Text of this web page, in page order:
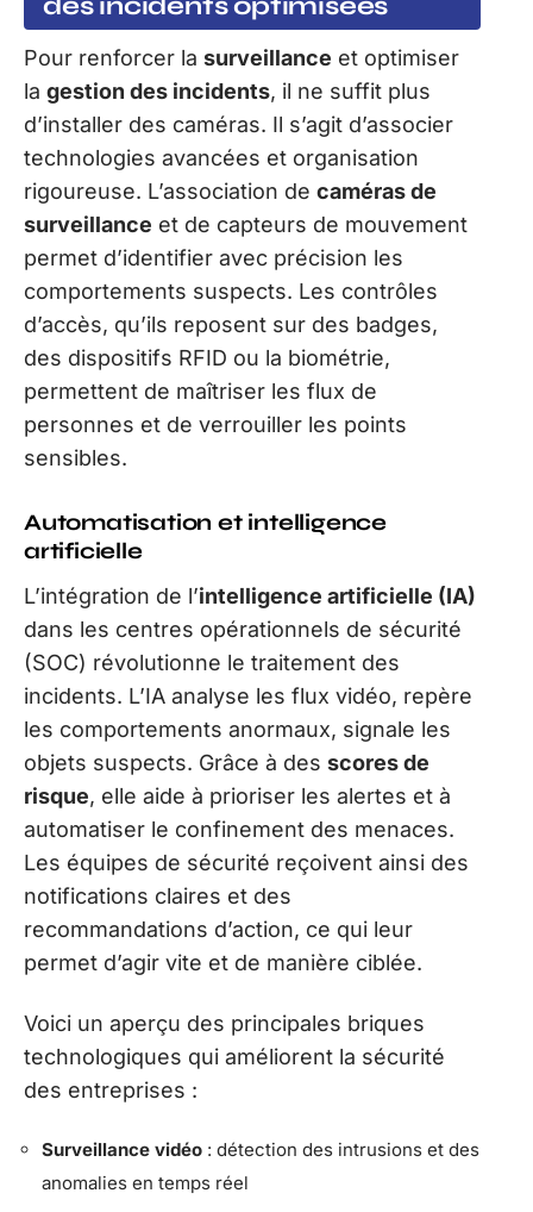
des incidents optimisées
Pour renforcer la surveillance et optimiser
la gestion des incidents, il ne suffit plus
d’installer des caméras. Il s’agit d’associer
technologies avancées et organisation
rigoureuse. L’association de caméras de
surveillance et de capteurs de mouvement
permet d’identifier avec précision les
comportements suspects. Les contrôles
d’accès, qu’ils reposent sur des badges,
des dispositifs RFID ou la biométrie,
permettent de maîtriser les flux de
personnes et de verrouiller les points
sensibles.
Automatisation et intelligence
artificielle
L’intégration de l’intelligence artificielle (IA)
dans les centres opérationnels de sécurité
(SOC) révolutionne le traitement des
incidents. L’IA analyse les flux vidéo, repère
les comportements anormaux, signale les
objets suspects. Grâce à des scores de
risque, elle aide à prioriser les alertes et à
automatiser le confinement des menaces.
Les équipes de sécurité reçoivent ainsi des
notifications claires et des
recommandations d’action, ce qui leur
permet d’agir vite et de manière ciblée.
Voici un aperçu des principales briques
technologiques qui améliorent la sécurité
des entreprises :
Surveillance vidéo : détection des intrusions et des
anomalies en temps réel